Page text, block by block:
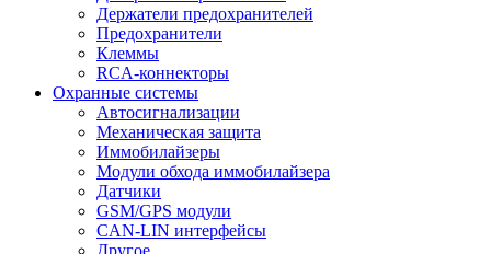
Держатели предохранителей
Предохранители
Клеммы
RCA-коннекторы
Охранные системы
Автосигнализации
Механическая защита
Иммобилайзеры
Модули обхода иммобилайзера
Датчики
GSM/GPS модули
CAN-LIN интерфейсы
Другое